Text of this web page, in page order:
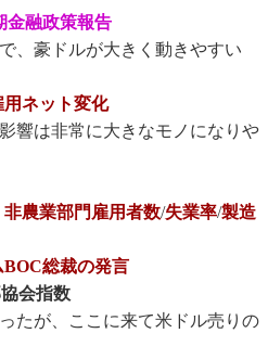
金融政策報告
、豪ドルが大きく動きやすい
用ネット変化
響は非常に大きなモノになりや
非農業部門雇用者数/失業率/製造
BOC総裁の発言
会指数
たが、ここに来て米ドル売りの